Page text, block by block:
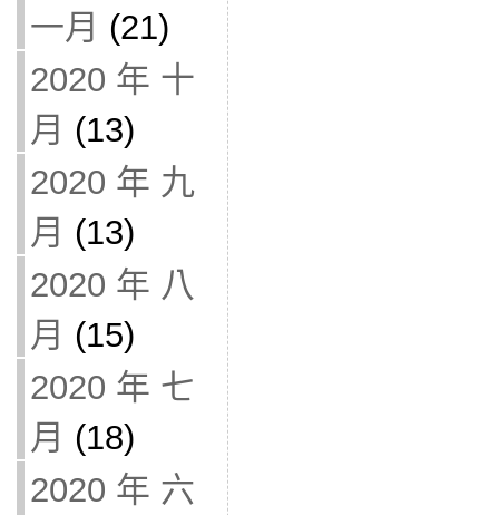
一月 (21)
2020 年 十
月 (13)
2020 年 九
月 (13)
2020 年 八
月 (15)
2020 年 七
月 (18)
2020 年 六